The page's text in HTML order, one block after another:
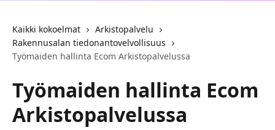
Kaikki kokoelmat
Arkistopalvelu
Rakennusalan tiedonantovelvollisuus
Työmaiden hallinta Ecom Arkistopalvelussa
Työmaiden hallinta Ecom
Arkistopalvelussa